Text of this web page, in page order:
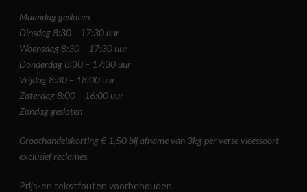
Maandag gesloten
Dinsdag 8:30 – 17:30 uur
Woensdag 8:30 – 17:30 uur
Donderdag 8:30 – 17:30 uur
Vrijdag 8:30 – 18:00 uur
Zaterdag 8:00 – 16:00 uur
Zondag gesloten
Groothandelskorting € 1,50 bij afname van 3kg per verse vleessoort
exclusief reclames.
Prijs-en tekstfouten voorbehouden.